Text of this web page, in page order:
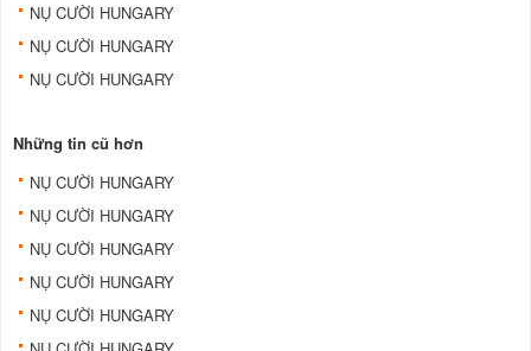
NỤ CƯỜI HUNGARY
NỤ CƯỜI HUNGARY
NỤ CƯỜI HUNGARY
Những tin cũ hơn
NỤ CƯỜI HUNGARY
NỤ CƯỜI HUNGARY
NỤ CƯỜI HUNGARY
NỤ CƯỜI HUNGARY
NỤ CƯỜI HUNGARY